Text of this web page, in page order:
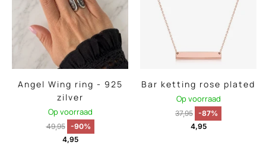
Angel Wing ring - 925
zilver
Op voorraad
49,95
-90%
4,95
Bar ketting rose plated
Op voorraad
37,95 -87%
4,95